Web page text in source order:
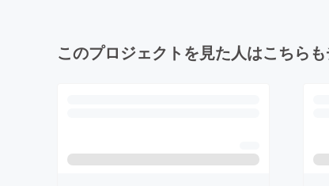
このプロジェクトを見た人はこちら